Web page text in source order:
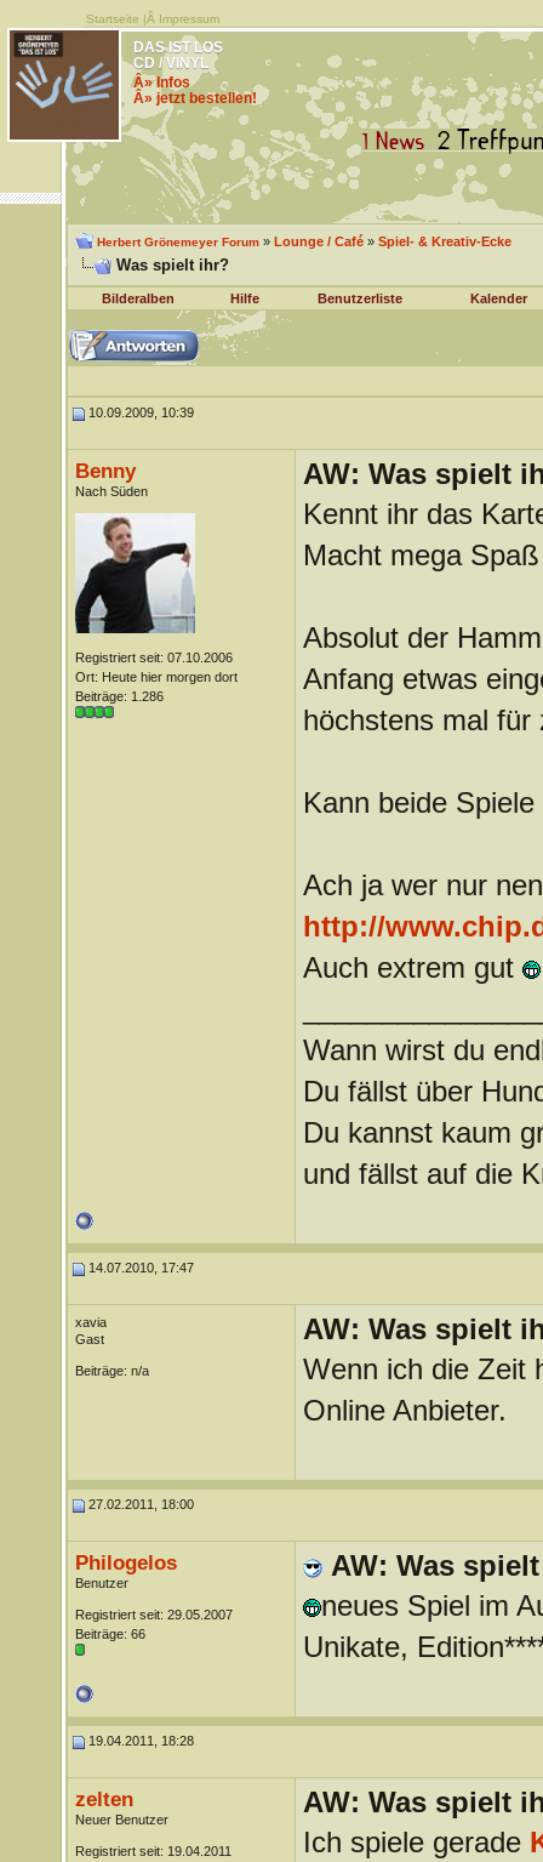
Startseite |Â Impressum
DAS IST LOS
CD / VINYL
Â» Infos
Â» jetzt bestellen!
Herbert Grönemeyer Forum» Lounge / Café» Spiel- & Kreativ-Ecke
Was spielt ihr?
Bilderalben Hilfe Benutzerliste Kalender
10.09.2009, 10:39
Benny
Nach Süden
Registriert seit: 07.10.2006
Ort: Heute hier morgen dort
Beiträge: 1.286
AW: Was spielt
Kennt ihr das
Macht mega
Absolut der
Anfang etwas
höchstens mal
Kann beide
Ach ja wer nur
http://
Auch extrem gut
Wann wirst du
Du fällst über
Du kannst kaum
und fällst auf die
14.07.2010, 17:47
xavia
Gast
Beiträge: n/a
AW: Was spielt
Wenn ich die Zeit
Online Anbieter.
27.02.2011, 18:00
Philogelos
Benutzer
Registriert seit: 29.05.2007
Beiträge: 66
AW: Was
neues Spiel im
Unikate,
19.04.2011, 18:28
zelten
Neuer Benutzer
Registriert seit: 19.04.2011
AW: Was spielt
Ich spiele gerade